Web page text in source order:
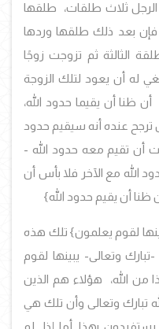
ثلاث طلقات، طلقها
بعد ذلك طلقها وردها
الثالثة ثم تزوجت زوجًا
له أن يعود لتلك الزوجة
ظنا أن يقيما حدود الله،
ترجح عنده أنه سيقيم حدود
أن تقيم معه حدود الله -
الله مع الآخر فلا بأس أن
ظنا أن يقيم حدود الله}
لقوم يعلمون} تلك هذه
وتعالى- يبينها لقوم
من الله، هؤلاء هم الذين
تبارك وتعالى وأن تلك هي